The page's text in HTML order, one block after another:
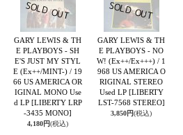
GARY LEWIS & TH
E PLAYBOYS - SH
E'S JUST MY STYL
E (Ex++/MINT-) / 19
66 US AMERICA OR
IGINAL MONO Use
d LP [LIBERTY LRP
-3435 MONO]
4,180円(税込)
GARY LEWIS & TH
E PLAYBOYS - NO
W! (Ex++/Ex+++) / 1
968 US AMERICA O
RIGINAL STEREO
Used LP [LIBERTY
LST-7568 STEREO]
3,850円(税込)